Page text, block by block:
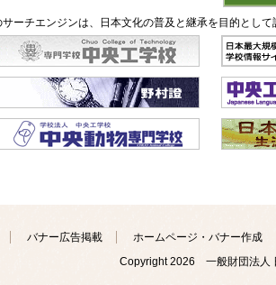
サーチエンジンは、日本文化の普及と継承を目的とし
バナー広告掲載
ホームページ・バナー作成
Copyright2026 一般財団法人